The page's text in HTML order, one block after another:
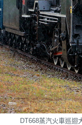
DT668蒸汽火車巡迴